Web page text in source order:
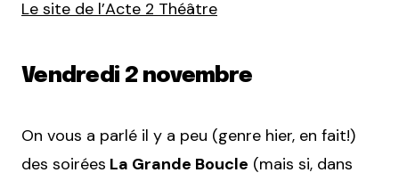
Le site de l’Acte 2 Théâtre
Vendredi 2 novembre
On vous a parlé il y a peu (genre hier, en fait!)
des soirées La Grande Boucle (mais si, dans